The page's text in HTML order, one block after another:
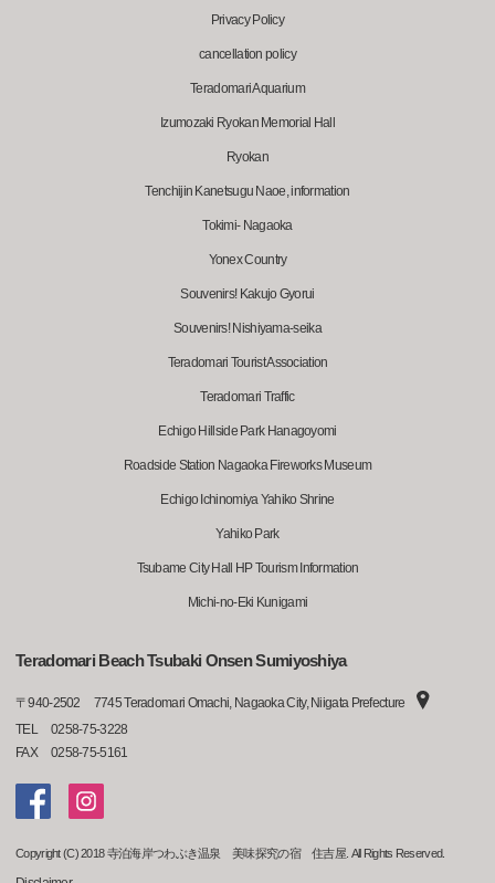
Privacy Policy
cancellation policy
Teradomari Aquarium
Izumozaki Ryokan Memorial Hall
Ryokan
Tenchijin Kanetsugu Naoe, information
Tokimi- Nagaoka
Yonex Country
Souvenirs! Kakujo Gyorui
Souvenirs! Nishiyama-seika
Teradomari Tourist Association
Teradomari Traffic
Echigo Hillside Park Hanagoyomi
Roadside Station Nagaoka Fireworks Museum
Echigo Ichinomiya Yahiko Shrine
Yahiko Park
Tsubame City Hall HP Tourism Information
Michi-no-Eki Kunigami
Teradomari Beach Tsubaki Onsen Sumiyoshiya
〒940-2502
7745 Teradomari Omachi, Nagaoka City, Niigata Prefecture
TEL
0258-75-3228
FAX
0258-75-5161
Copyright (C) 2018 寺泊海岸つわぶき温泉 美味探究の宿 住吉屋. All Rights Reserved.